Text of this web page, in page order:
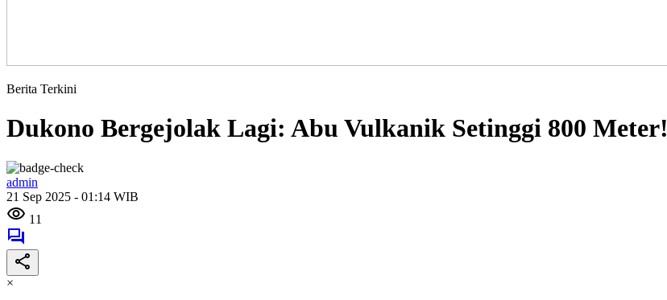
Berita Terkini
Dukono Bergejolak Lagi: Abu Vulkanik Setinggi 800 Meter!
admin
21 Sep 2025 - 01:14 WIB
11
×